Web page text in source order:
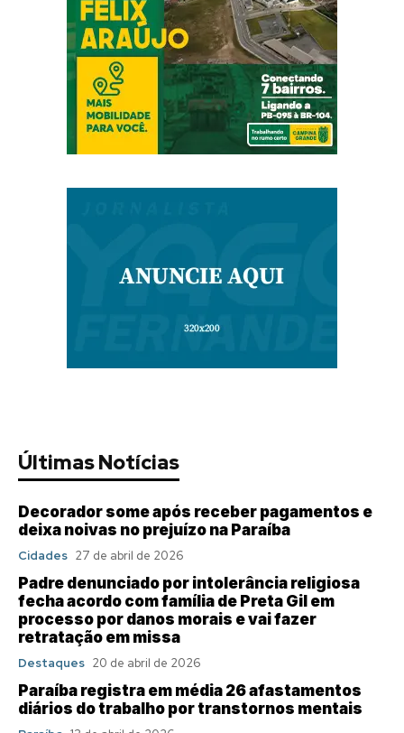
Últimas Notícias
Decorador some após receber pagamentos e
deixa noivas no prejuízo na Paraíba
Cidades 27 de abril de 2026
Padre denunciado por intolerância religiosa
fecha acordo com família de Preta Gil em
processo por danos morais e vai fazer
retratação em missa
Destaques 20 de abril de 2026
Paraíba registra em média 26 afastamentos
diários do trabalho por transtornos mentais